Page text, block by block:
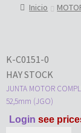
Inicio
K-C0151-0
HAY STOCK
JUNTA MOTOR
52,5mm (JGO)
Login see